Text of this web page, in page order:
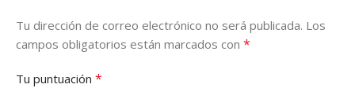
Tu dirección de correo electrónico no será publicada. Los
campos obligatorios están marcados con *
Tu puntuación *